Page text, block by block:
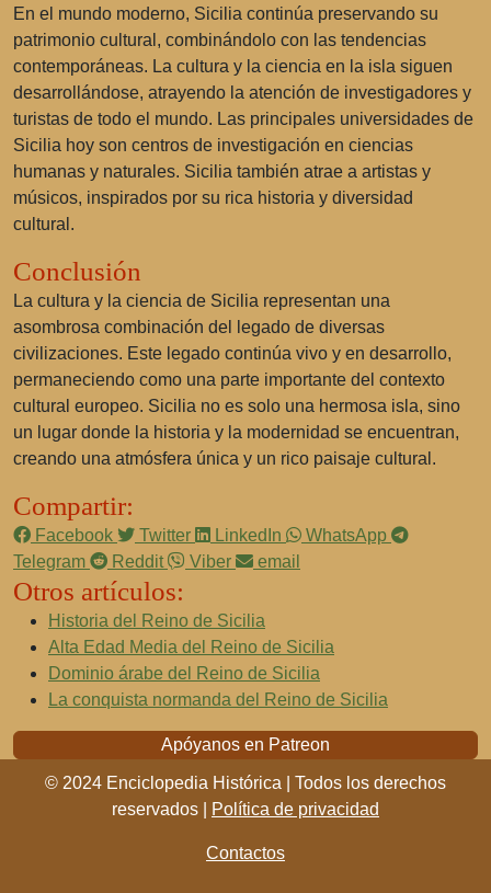
En el mundo moderno, Sicilia continúa preservando su
patrimonio cultural, combinándolo con las tendencias
contemporáneas. La cultura y la ciencia en la isla siguen
desarrollándose, atrayendo la atención de investigadores y
turistas de todo el mundo. Las principales universidades de
Sicilia hoy son centros de investigación en ciencias
humanas y naturales. Sicilia también atrae a artistas y
músicos, inspirados por su rica historia y diversidad
cultural.
Conclusión
La cultura y la ciencia de Sicilia representan una
asombrosa combinación del legado de diversas
civilizaciones. Este legado continúa vivo y en desarrollo,
permaneciendo como una parte importante del contexto
cultural europeo. Sicilia no es solo una hermosa isla, sino
un lugar donde la historia y la modernidad se encuentran,
creando una atmósfera única y un rico paisaje cultural.
Compartir:
Facebook Twitter LinkedIn
WhatsApp
Telegram
Reddit Viber email
Otros artículos:
Historia del Reino de Sicilia
Alta Edad Media del Reino de Sicilia
Dominio árabe del Reino de Sicilia
La conquista normanda del Reino de Sicilia
Apóyanos en Patreon
© 2024 Enciclopedia Histórica | Todos los derechos
reservados |
Política de privacidad
Contactos